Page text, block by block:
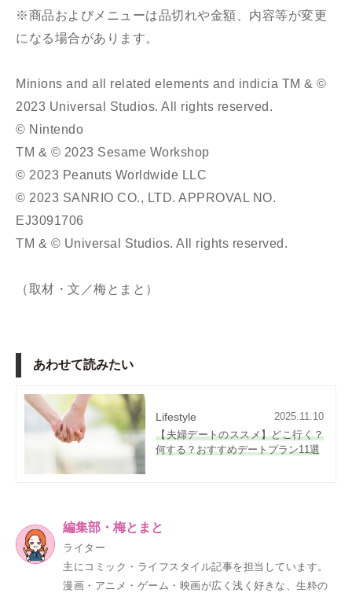
※商品およびメニューは品切れや金額、内容等が変更
になる場合があります。
Minions and all related elements and indicia TM & ©
2023 Universal Studios. All rights reserved.
© Nintendo
TM & © 2023 Sesame Workshop
© 2023 Peanuts Worldwide LLC
© 2023 SANRIO CO., LTD. APPROVAL NO.
EJ3091706
TM & © Universal Studios. All rights reserved.
（取材・文／梅とまと）
あわせて読みたい
Lifestyle
2025.11.10
【夫婦デートのススメ】どこ行く？
何する？おすすめデートプラン11選
編集部・梅とまと
ライター
主に コミック・ライフスタイル記事を担当しています。
漫画・アニメ・ゲーム・映画が広く浅く好きな、生粋の